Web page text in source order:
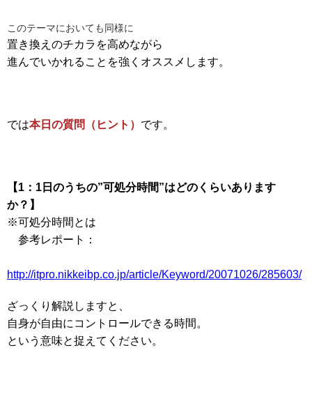
このテーマにおいても同様に
置き換えのチカラを高めながら
進んでいかれることを強くオススメします。
では本日の質問（ヒント） です。
【1：1日のうちの”可処分時間”はどのくらいあります
か？】
※可処分時間とは
参考レポート：
http://itpro.nikkeibp.co.jp/article/Keyword/20071026/285603/
ざっくり解説しますと、
自身が自由にコントロールできる時間。
という意味と捉えてください。